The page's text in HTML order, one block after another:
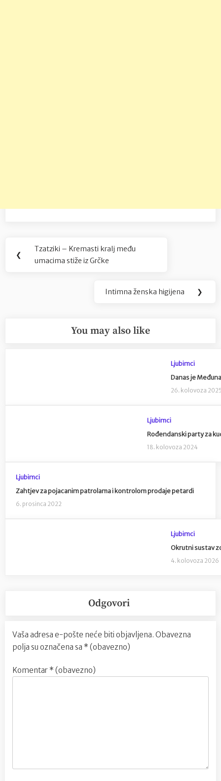
Navigacija
objava
❮
Previous
Post:
Tzatziki – Kremasti kralj među
umacima stiže iz Grčke
Next
Intimna ženska higijena ❯
You may also like
Ljubimci
Danas je
26. kolovoza
Ljubimci
Rođendanski party za
18. kolovoza 2024
Ljubimci
Zahtjev za pojacanim patrolama i kontrolom prodaje petardi
6. prosinca 2022
Ljubimci
Okrutni sustav
4. kolovoza 2026
Odgovori
Vaša adresa e-pošte neće biti objavljena. Obavezna
polja su označena sa * (obavezno)
Komentar * (obavezno)